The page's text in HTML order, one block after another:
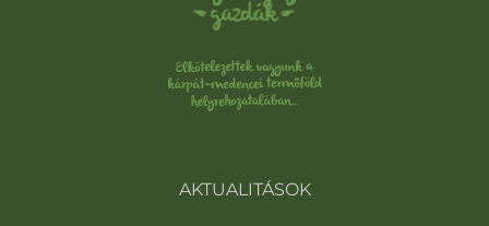
AKTUALITÁSOK